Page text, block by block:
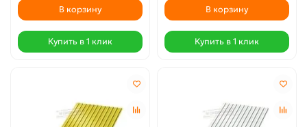
В корзину
Купить в 1 клик
В корзину
Купить в 1 клик